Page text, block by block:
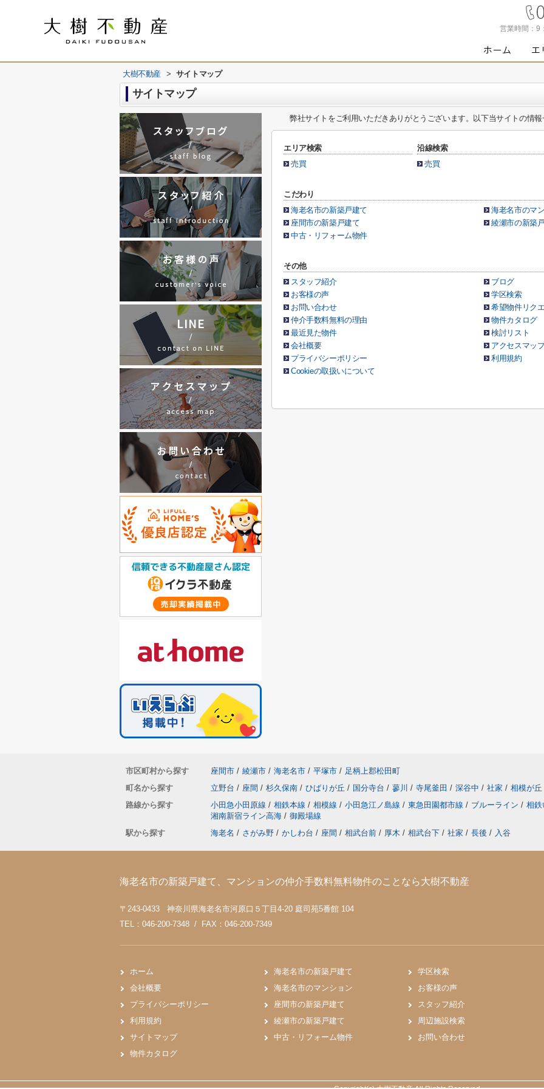
営業時間： 9
大樹不動産 > サイトマップ
サイトマップ
弊社サイトをご利用いただきありがとうございます。以下当サイトの情報
エリア検索
売買
沿線検索
売買
こだわり
海老名市の新築戸建て
海老名市のマ
座間市の新築戸建て
綾瀬市の新築
中古・リフォーム物件
その他
スタッフ紹介
ブログ
お客様の声
学区検索
お問い合わせ
希望物件リク
仲介手数料無料の理由
物件カタログ
最近見た物件
検討リスト
会社概要
アクセスマッ
プライバシーポリシー
利用規約
Cookieの取扱いについて
市区町村から探す 座間市 / 綾瀬市 / 海老名市 / 平塚市 / 足柄上郡松田町
町名から探す
立野台 / 座間 / 杉久保南 / ひばりが丘 / 国分寺台 / 蓼川 / 寺尾釜田 / 深谷中 / 社家 / 相模が丘
路線から探す
小田急小田原線 / 相鉄本線 / 相模線 / 小田急江ノ島線 / 東急田園都市線 / ブルーライン / 相鉄
湘南新宿ライン高海 / 御殿場線
駅から探す
海老名 / さがみ野 / かしわ台 / 座間 / 相武台前 / 厚木 / 相武台下 / 社家 / 長後 / 入谷
海老名市の新築戸建て、マンションの仲介手数料無料物件のことなら大樹不動産
〒243-0433 神奈川県海老名市河原口５丁目4-20 庭司苑5番館 104
TEL：046-200-7348 / FAX：046-200-7349
ホーム
会社概要
プライバシーポリシー
利用規約
サイトマップ
物件カタログ
海老名市の新築戸建て
海老名市のマンション
座間市の新築戸建て
綾瀬市の新築戸建て
中古・リフォーム物件
学区検索
お客様の声
スタッフ紹介
周辺施設検索
お問い合わせ